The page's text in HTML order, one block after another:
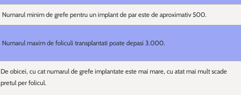
Numarul minim de grefe pentru un implant de par este de aproximativ 500.
Numarul maxim de foliculi transplantati poate depasi 3.000.
De obicei, cu cat numarul de grefe implantate este mai mare, cu atat mai mult scade
pretul per folicul.